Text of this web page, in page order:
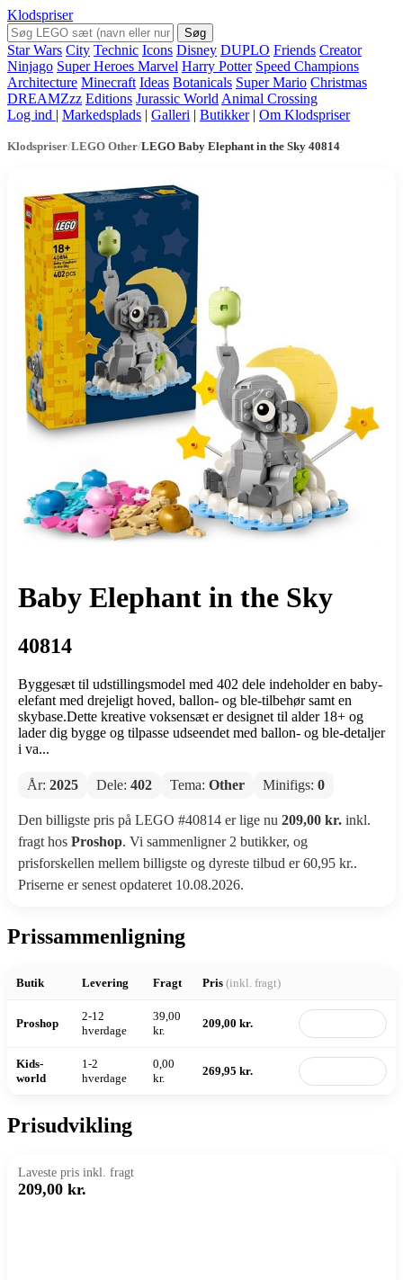
Klodspriser
Søg
Star Wars City Technic Icons Disney DUPLO Friends Creator
Ninjago Super Heroes Marvel Harry Potter Speed Champions
Architecture Minecraft Ideas Botanicals Super Mario Christmas
DREAMZzz Editions Jurassic World Animal Crossing
Log ind | Markedsplads | Galleri | Butikker | Om Klodspriser
Klodspriser/LEGO Other/LEGO Baby Elephant in the Sky 40814
Baby Elephant in the Sky
40814
Byggesæt til udstillingsmodel med 402 dele indeholder en baby-
elefant med drejeligt hoved, ballon- og ble-tilbehør samt en
skybase.Dette kreative voksensæt er designet til alder 18+ og
lader dig bygge og tilpasse udseendet med ballon- og ble-detaljer
i va...
År: 2025 Dele: 402 Tema: Other Minifigs: 0
Den billigste pris på LEGO #40814 er lige nu 209,00 kr. inkl.
fragt hos Proshop. Vi sammenligner 2 butikker, og
prisforskellen mellem billigste og dyreste tilbud er 60,95 kr..
Priserne er senest opdateret 10.08.2026.
Prissammenligning
Butik Levering Fragt Pris (inkl. fragt)
Proshop
2-12
hverdage
39,00
kr.
209,00 kr.
Kids-
world
1-2
hverdage
0,00
kr.
269,95 kr.
Prisudvikling
Laveste pris inkl. fragt
209,00 kr.